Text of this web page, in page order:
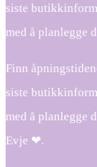
siste
med å planlegge
Finn
siste
med å planlegge
Evje ❤.